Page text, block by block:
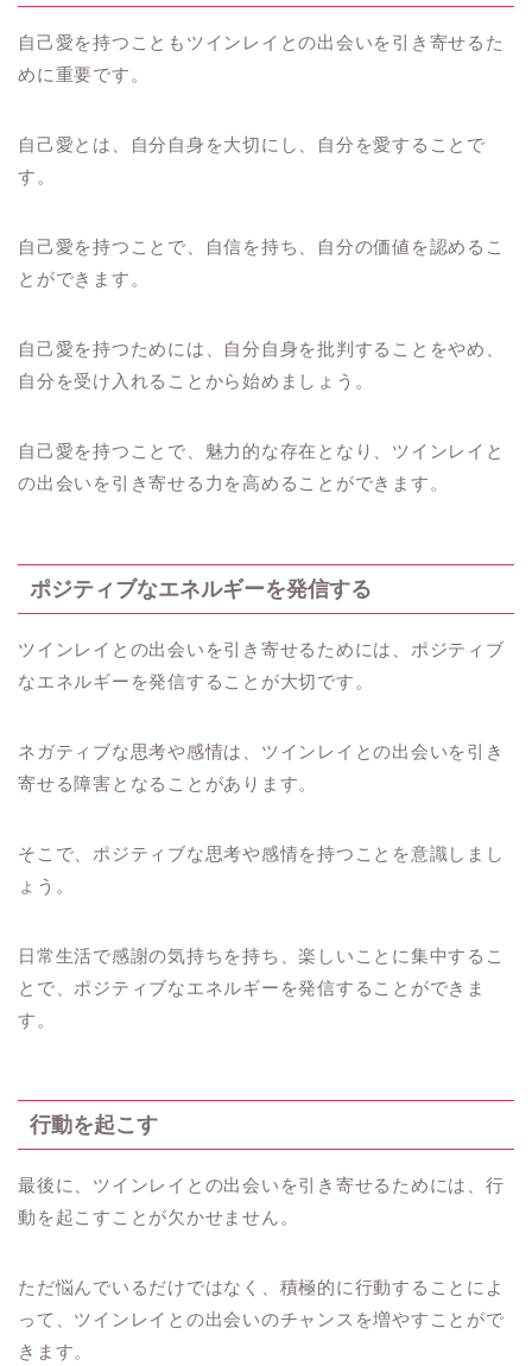
自己愛を持つこともツインレイとの出会いを引き寄せるた
めに重要です。
自己愛とは、自分自身を大切にし、自分を愛することで
す。
自己愛を持つことで、自信を持ち、自分の価値を認めるこ
とができます。
自己愛を持つためには、自分自身を批判することをやめ、
自分を受け入れることから始めましょう。
自己愛を持つことで、魅力的な存在となり、ツインレイと
の出会いを引き寄せる力を高めることができます。
ポジティブなエネルギーを発信する
ツインレイとの出会いを引き寄せるためには、ポジティブ
なエネルギーを発信することが大切です。
ネガティブな思考や感情は、ツインレイとの出会いを引き
寄せる障害となることがあります。
そこで、ポジティブな思考や感情を持つことを意識しまし
ょう。
日常生活で感謝の気持ちを持ち、楽しいことに集中するこ
とで、ポジティブなエネルギーを発信することができま
す。
行動を起こす
最後に、ツインレイとの出会いを引き寄せるためには、行
動を起こすことが欠かせません。
ただ悩んでいるだけではなく、積極的に行動することによ
って、ツインレイとの出会いのチャンスを増やすことがで
きます。